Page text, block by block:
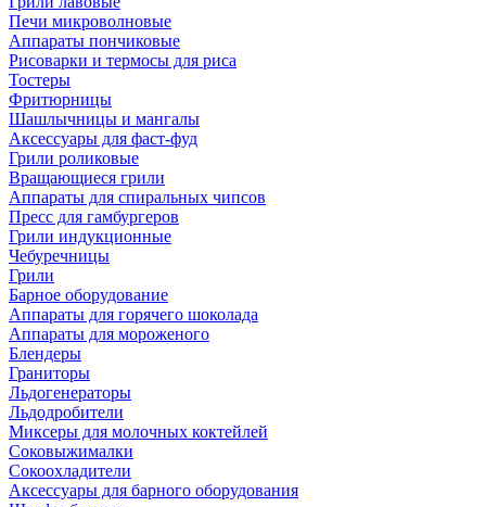
Печи микроволновые
Аппараты пончиковые
Рисоварки и термосы для риса
Тостеры
Фритюрницы
Шашлычницы и мангалы
Аксессуары для фаст-фуд
Грили роликовые
Вращающиеся грили
Аппараты для спиральных чипсов
Пресс для гамбургеров
Грили индукционные
Чебуречницы
Грили
Барное оборудование
Аппараты для горячего шоколада
Аппараты для мороженого
Блендеры
Граниторы
Льдогенераторы
Льдодробители
Миксеры для молочных коктейлей
Соковыжималки
Сокоохладители
Аксессуары для барного оборудования